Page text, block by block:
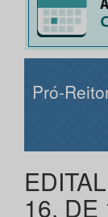
Pró-
16, DE